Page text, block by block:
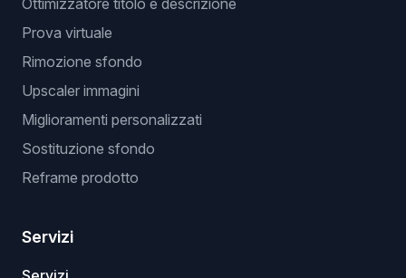
Ottimizzatore titolo e descrizione
Prova virtuale
Rimozione sfondo
Upscaler immagini
Miglioramenti personalizzati
Sostituzione sfondo
Reframe prodotto
Servizi